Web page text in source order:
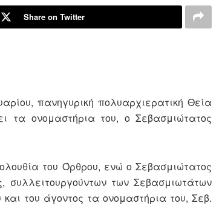
Share on Twitter
πανηγυρική πολυαρχιερατική Θεία
τα ονομαστήρια του, ο Σεβασμιώτατος
του Όρθρου, ενώ ο Σεβασμιώτατος
συλλειτουργούντων των Σεβασμιωτάτων
του άγοντος τα ονομαστήρια του, Σεβ.